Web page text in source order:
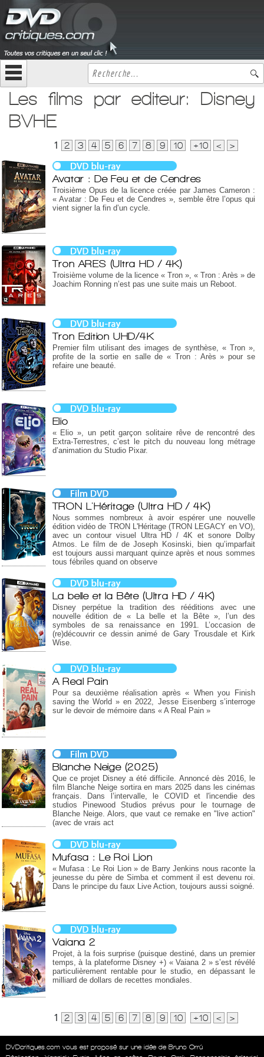
Les films par editeur: Disney
BVHE
1 2 3 4 5 6 7 8 9 10 +10 < >
Avatar : De Feu et de Cendres
Troisième Opus de la licence créée par James Cameron :
« Avatar : De Feu et de Cendres », semble être l’opus qui
vient signer la fin d’un cycle.
Tron ARES (Ultra HD / 4K)
Troisième volume de la licence « Tron », « Tron : Arès » de
Joachim Ronning n’est pas une suite mais un Reboot.
Tron Edition UHD/4K
Premier film utilisant des images de synthèse, « Tron »,
profite de la sortie en salle de « Tron : Arès » pour se
refaire une beauté.
Elio
« Elio », un petit garçon solitaire rêve de rencontré des
Extra-Terrestres, c’est le pitch du nouveau long métrage
d’animation du Studio Pixar.
TRON L'Héritage (Ultra HD / 4K)
Nous sommes nombreux à avoir espérer une nouvelle
édition vidéo de TRON L'Héritage (TRON LEGACY en VO),
avec un contour visuel Ultra HD / 4K et sonore Dolby
Atmos. Le film de de Joseph Kosinski, bien qu’imparfait
est toujours aussi marquant quinze après et nous sommes
tous fébriles quand on observe
La belle et la Bête (Ultra HD / 4K)
Disney perpétue la tradition des rééditions avec une
nouvelle édition de « La belle et la Bête », l’un des
symboles de sa renaissance en 1991. L’occasion de
(re)découvrir ce dessin animé de Gary Trousdale et Kirk
Wise.
A Real Pain
Pour sa deuxième réalisation après « When you Finish
saving the World » en 2022, Jesse Eisenberg s’interroge
sur le devoir de mémoire dans « A Real Pain »
Blanche Neige (2025)
Que ce projet Disney a été difficile. Annoncé dès 2016, le
film Blanche Neige sortira en mars 2025 dans les cinémas
français. Dans l’intervalle, le COVID et l'incendie des
studios Pinewood Studios prévus pour le tournage de
Blanche Neige. Alors, que vaut ce remake en "live action"
(avec de vrais act
Mufasa : Le Roi Lion
« Mufasa : Le Roi Lion » de Barry Jenkins nous raconte la
jeunesse du père de Simba et comment il est devenu roi.
Dans le principe du faux Live Action, toujours aussi soigné.
Vaiana 2
Projet, à la fois surprise (puisque destiné, dans un premier
temps, à la plateforme Disney +) « Vaiana 2 » s’est révélé
particulièrement rentable pour le studio, en dépassant le
milliard de dollars de recettes mondiales.
1 2 3 4 5 6 7 8 9 10 +10 < >
DVDcritiques.com vous est proposé sur une idée de Bruno Orrú